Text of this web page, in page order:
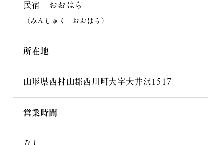
民宿 おおはら
（みんしゅく おおはら）
所在地
山形県西村山郡西川町大字大井沢1517
営業時間
なし